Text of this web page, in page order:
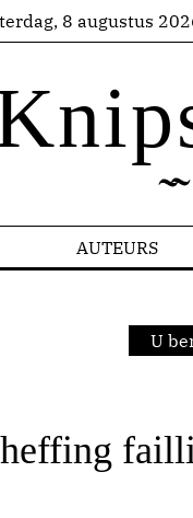
8 augustus
AUTEURS
U